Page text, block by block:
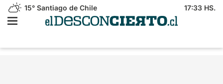
15° Santiago de Chile 17:33 HS.